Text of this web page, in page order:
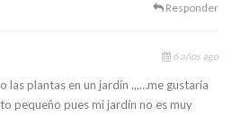
Responder
6 años ago
las plantas en un jardín .,,…me gustaría
pequeño pues mi jardín no es muy